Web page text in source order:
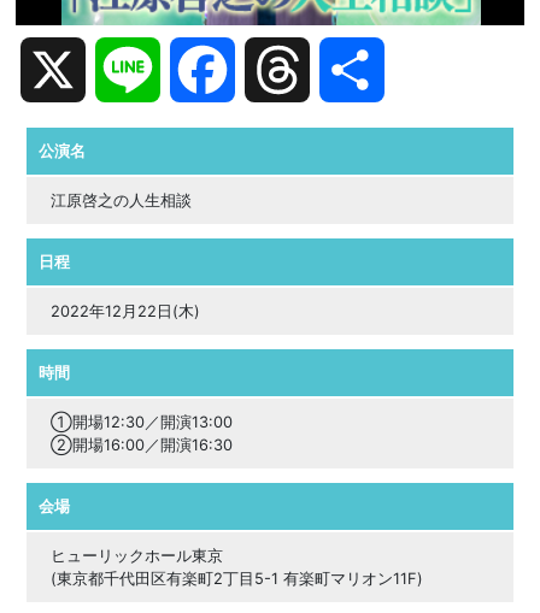
Line Facebook Threads
有
公演名
江原啓之の人生相談
日程
2022年12月22日(木)
時間
①開場12:30／開演13:00
②開場16:00／開演16:30
会場
ヒューリックホール東京
(東京都千代田区有楽町2丁目5-1 有楽町マリオン11F)